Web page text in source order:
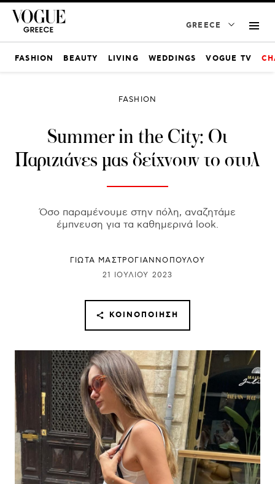
GREECE
FASHION BEAUTY LIVING WEDDINGS VOGUE TV
FASHION
Summer in the City: Οι
Παριζιάνες μας δείχνουν το στυλ
Όσο παραμένουμε στην πόλη, αναζητάμε
έμπνευση για τα καθημερινά look.
ΓΙΩΤΑ ΜΑΣΤΡΟΓΙΑΝΝΟΠΟΥΛΟΥ
21 ΙΟΥΛΊΟΥ 2023
ΚΟΙΝΟΠΟΊΗΣΗ